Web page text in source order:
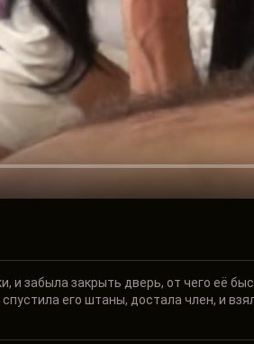
забыла закрыть дверь, от чего её
его штаны, достала член, и